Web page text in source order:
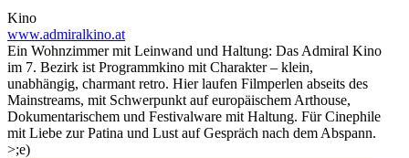
Kino
www.admiralkino.at
Ein Wohnzimmer mit Leinwand und Haltung: Das Admiral Kino
im 7. Bezirk ist Programmkino mit Charakter – klein,
unabhängig, charmant retro. Hier laufen Filmperlen abseits des
Mainstreams, mit Schwerpunkt auf europäischem Arthouse,
Dokumentarischem und Festivalware mit Haltung. Für Cinephile
mit Liebe zur Patina und Lust auf Gespräch nach dem Abspann.
>;e)